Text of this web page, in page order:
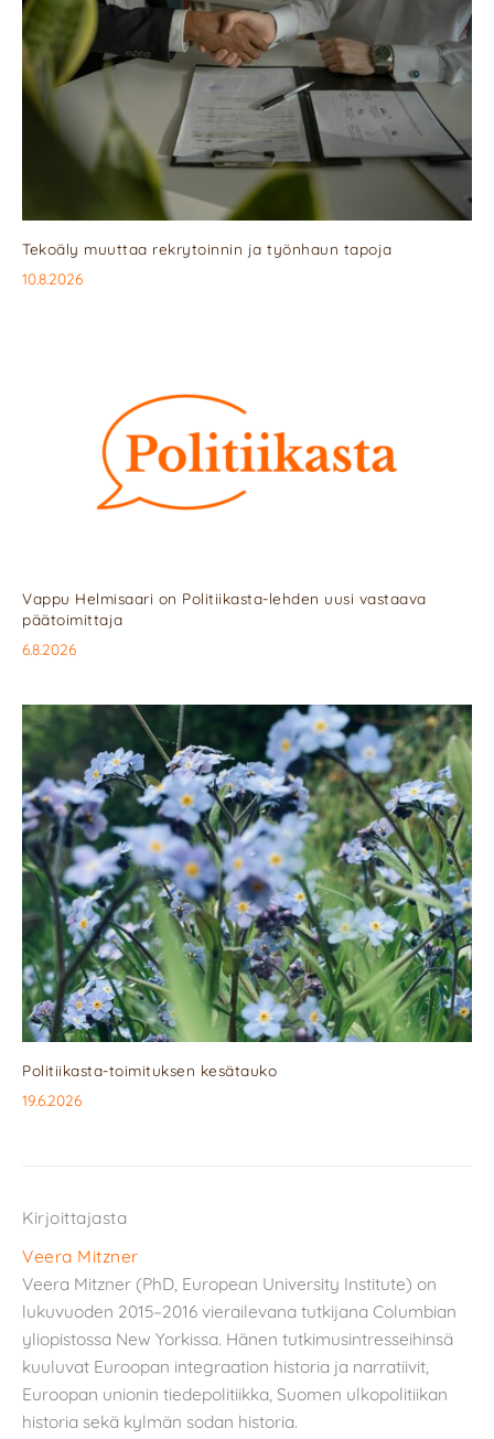
Tekoäly muuttaa rekrytoinnin ja työnhaun tapoja
10.8.2026
Vappu Helmisaari on Politiikasta-lehden uusi vastaava
päätoimittaja
6.8.2026
Politiikasta-toimituksen kesätauko
19.6.2026
Kirjoittajasta
Veera Mitzner
Veera Mitzner (PhD, European University Institute) on
lukuvuoden 2015–2016 vierailevana tutkijana Columbian
yliopistossa New Yorkissa. Hänen tutkimusintresseihinsä
kuuluvat Euroopan integraation historia ja narratiivit,
Euroopan unionin tiedepolitiikka, Suomen ulkopolitiikan
historia sekä kylmän sodan historia.